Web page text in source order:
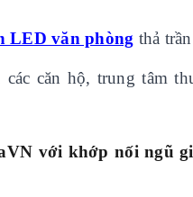
LED văn phòng thả
căn hộ, trung tâm
với khớp nốingũ